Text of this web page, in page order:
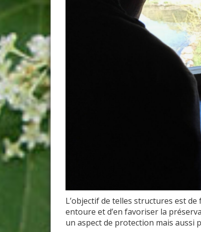
L’objectif de telles structures est
entoure et d’en favoriser la
un aspect de protection mais aussi